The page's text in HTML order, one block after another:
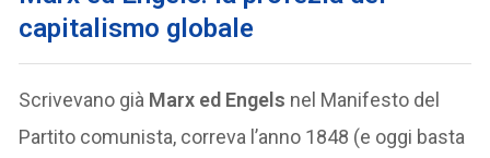
capitalismo globale
Scrivevano già Marx ed Engels nel Manifesto del
Partito comunista, correva l’anno 1848 (e oggi basta